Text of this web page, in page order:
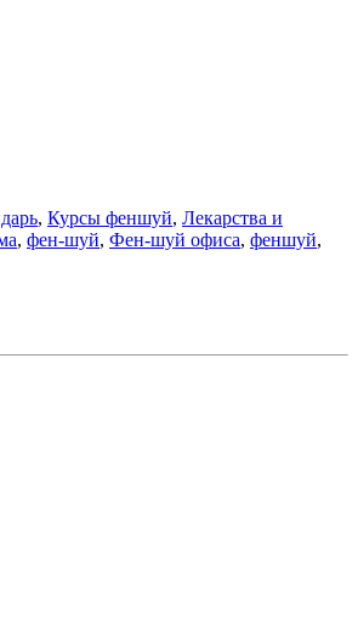
, Курсы феншуй, Лекарства и
, фен-шуй, Фен-шуй офиса, феншуй,